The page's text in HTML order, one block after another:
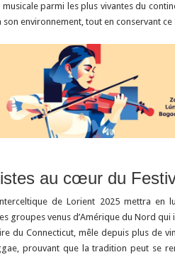
parmi les plus vivantes du
son environnement, tout en conservant
au cœur du
de Lorient 2025 mettra en
groupes venus d’Amérique du Nord
du Connecticut, mêle depuis plus de
prouvant que la tradition peut se